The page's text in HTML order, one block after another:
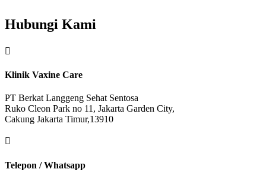
Hubungi Kami

Klinik Vaxine Care
PT Berkat Langgeng Sehat Sentosa
Ruko Cleon Park no 11, Jakarta Garden City,
Cakung Jakarta Timur,13910

Telepon / Whatsapp